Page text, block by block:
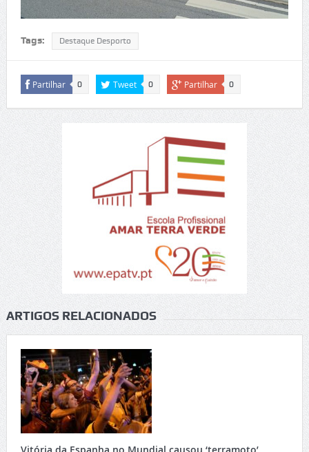
Tags: Destaque Desporto
Partilhar 0 Tweet 0 Partilhar 0
ARTIGOS RELACIONADOS